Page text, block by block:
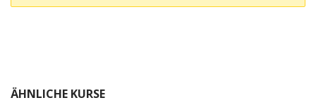
ÄHNLICHE KURSE